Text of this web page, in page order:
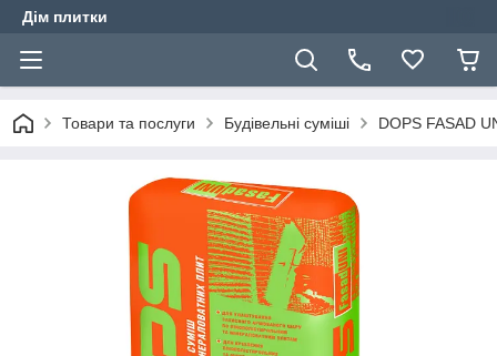
Дім плитки
Товари та послуги Будівельні суміші DOPS FASAD